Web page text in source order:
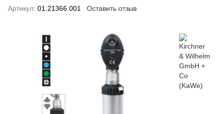
Артикул: 01.21366.001 Оставить отзыв